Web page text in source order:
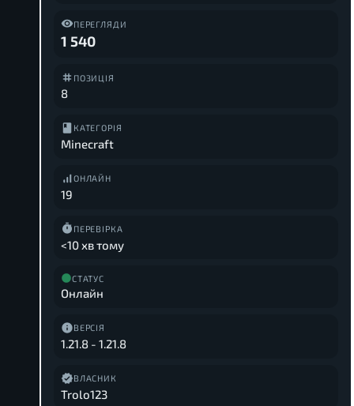
ПЕРЕГЛЯДИ
1 540
ПОЗИЦІЯ
8
КАТЕГОРІЯ
Minecraft
ОНЛАЙН
19
ПЕРЕВІРКА
<10 хв тому
СТАТУС
Онлайн
ВЕРСІЯ
1.21.8- 1.21.8
ВЛАСНИК
Trolo123